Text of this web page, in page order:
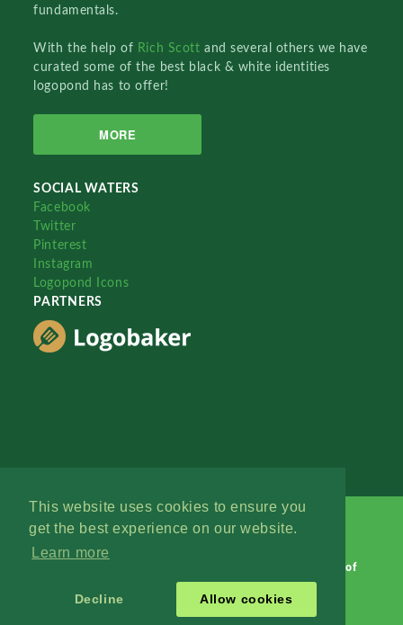
This website uses cookies to ensure you
get the best experience on our website.
Learn more
Decline Allow cookies
fundamentals.
With the help of Rich Scottand several others we have
curated some of the best black & white identities
logopond has to offer!
MORE
SOCIAL WATERS
Facebook
Twitter
Pinterest
Instagram
Logopond Icons
PARTNERS
Terms of